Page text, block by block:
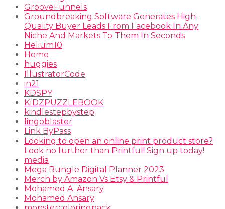
GrooveFunnels
Groundbreaking Software Generates High-
Quality Buyer Leads From Facebook In Any
Niche And Markets To Them In Seconds
Helium10
Home
huggies
IllustratorCode
in21
KDSPY
KIDZPUZZLEBOOK
kindlestepbystep
lingoblaster
Link ByPass
Looking to open an online print product store?
Look no further than Printful! Sign up today!
media
Mega Bungle Digital Planner 2023
Merch by Amazon Vs Etsy & Printful
Mohamed A. Ansary
Mohamed Ansary